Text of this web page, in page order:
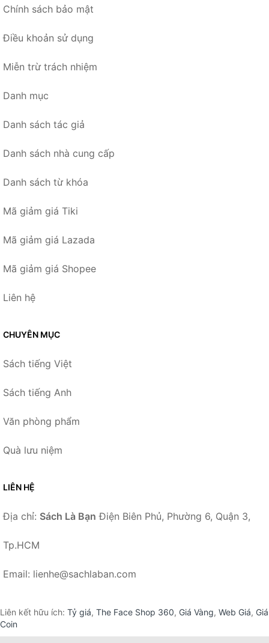
Chính sách bảo mật
Điều khoản sử dụng
Miễn trừ trách nhiệm
Danh mục
Danh sách tác giả
Danh sách nhà cung cấp
Danh sách từ khóa
Mã giảm giá Tiki
Mã giảm giá Lazada
Mã giảm giá Shopee
Liên hệ
CHUYÊN MỤC
Sách tiếng Việt
Sách tiếng Anh
Văn phòng phẩm
Quà lưu niệm
LIÊN HỆ
Địa chỉ: Sách Là Bạn Điện Biên Phủ, Phường 6, Quận 3,
Tp.HCM
Email: lienhe@sachlaban.com
Liên kết hữu ích: Tỷ giá, The Face Shop 360, Giá Vàng, Web Giá, Giá
Coin